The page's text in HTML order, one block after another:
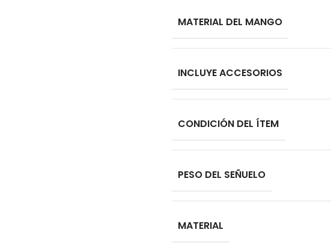
MATERIAL DEL MANGO
INCLUYE ACCESORIOS
CONDICIÓN DEL ÍTEM
PESO DEL SEÑUELO
MATERIAL